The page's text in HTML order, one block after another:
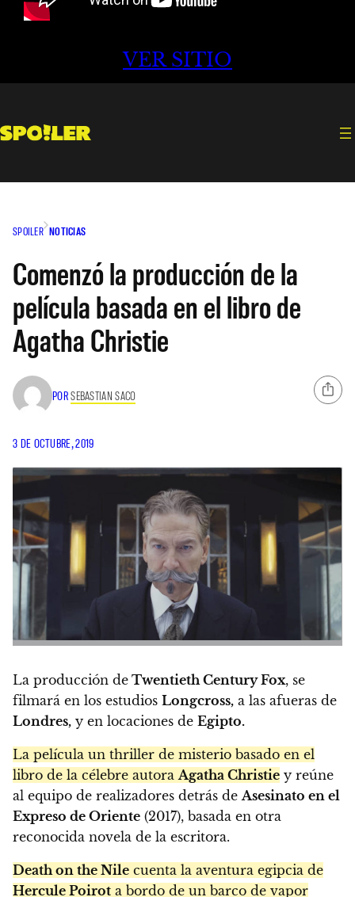
VER SITIO
SPOILER NOTICIAS
Comenzó la producción de la
película basada en el libro de
Agatha Christie
PORSEBASTIAN SACO
3 DE OCTUBRE, 2019
La producción de Twentieth Century Fox, se
filmará en los estudios Longcross, a las afueras de
Londres, y en locaciones de Egipto.
La película un thriller de misterio basado en el
libro de la célebre autora Agatha Christie y reúne
al equipo de realizadores detrás de Asesinato en el
Expreso de Oriente (2017), basada en otra
reconocida novela de la escritora.
Death on the Nile cuenta la aventura egipcia de
Hercule Poirot a bordo de un barco de vapor